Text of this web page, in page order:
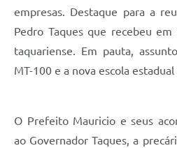
empresas. Destaque para a
Pedro Taques que recebeu
taquariense. Em pauta,
MT-100 e a nova escola
O Prefeito Mauricio e seus
ao Governador Taques, a